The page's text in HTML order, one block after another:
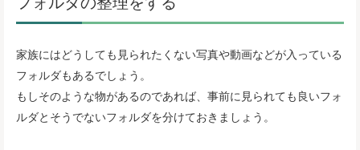
家族にはどうしても見られたくない写真や動画などが入っている
フォルダもあるでしょう。
もしそのような物があるのであれば、事前に見られても良いフォ
ルダとそうでないフォルダを分けておきましょう。